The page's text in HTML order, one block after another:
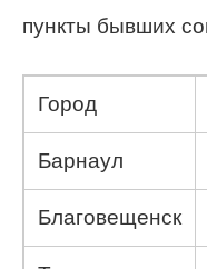
пункты бывших
Город
Барнаул
Благовещенск